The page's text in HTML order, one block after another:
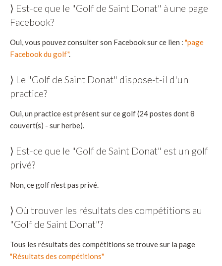
⟩ Est-ce que le "Golf de Saint Donat" à une page
Facebook?
Oui, vous pouvez consulter son Facebook sur ce lien : "page
Facebook du golf".
⟩ Le "Golf de Saint Donat" dispose-t-il d'un
practice?
Oui, un practice est présent sur ce golf (24 postes dont 8
couvert(s) - sur herbe).
⟩ Est-ce que le "Golf de Saint Donat" est un golf
privé?
Non, ce golf n'est pas privé.
⟩ Où trouver les résultats des compétitions au
"Golf de Saint Donat"?
Tous les résultats des compétitions se trouve sur la page
"Résultats des compétitions"